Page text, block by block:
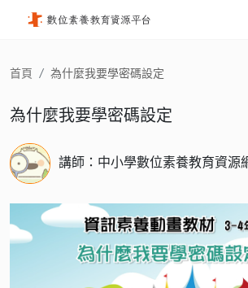
首頁 為什麼我要學密碼設定
為什麼我要學密碼設定
講師：中小學數位素養教育資源